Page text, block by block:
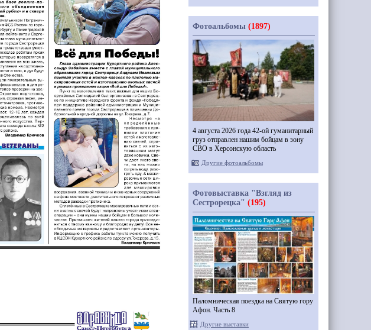
Фотоальбомы (1897)
4 августа 2026 года 42-ой гуманитарный
груз отправлен нашим бойцам в зону
СВО в Херсонскую область
Другие фотоальбомы
Фотовыставка "Взгляд из
Сестрорецка" (195)
Паломническая поездка на Святую гору
Афон. Часть 8
Другие выставки